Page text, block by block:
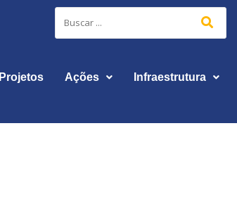
Projetos Ações Infraestrutura